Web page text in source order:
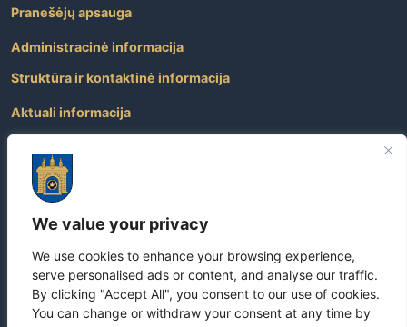
We value your privacy
We use cookies to enhance your browsing experience,
serve personalised ads or content, and analyse our traffic.
By clicking "Accept All", you consent to our use of cookies.
You can change or withdraw your consent at any time by
Pranešėjų apsauga
Administracinė informacija
Struktūra ir kontaktinė informacija
Aktuali informacija
Atviri duomenys
Nuorodos
Dažniausiai užduodami klausimai
Apie savivaldybę